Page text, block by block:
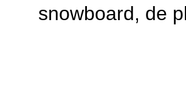
snowboard, de